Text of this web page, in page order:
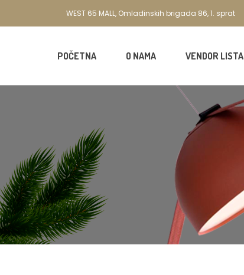
WEST 65 MALL, Omladinskih brigada 86, 1. sprat
POČETNA O NAMA VENDOR LISTA